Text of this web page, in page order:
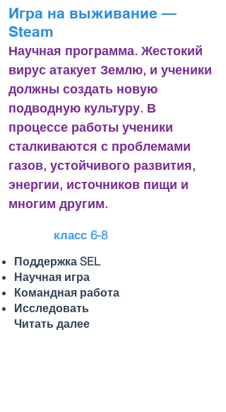
Игра на выживание —
Steam
Научная программа. Жестокий
вирус атакует Землю, и ученики
должны создать новую
подводную культуру. В
процессе работы ученики
сталкиваются с проблемами
газов, устойчивого развития,
энергии, источников пищи и
многим другим.
6-8 класс
Поддержка SEL
Научная игра
Командная работа
Исследовать
Читать далее